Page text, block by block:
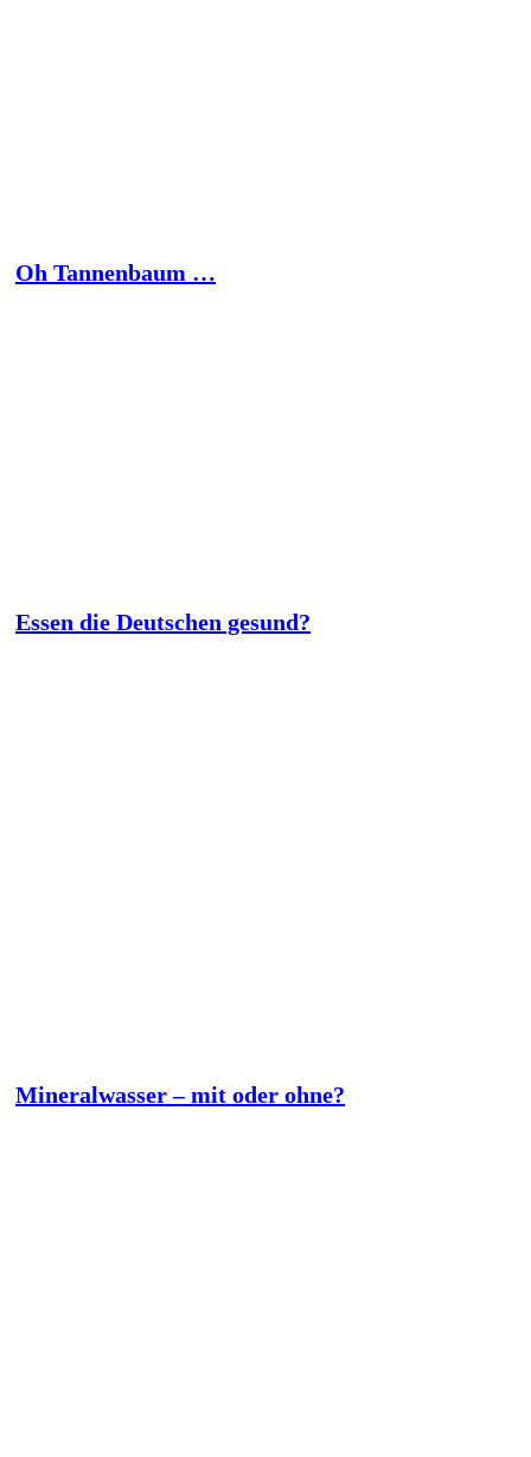
Oh Tannenbaum …
Essen die Deutschen gesund?
Mineralwasser – mit oder ohne?